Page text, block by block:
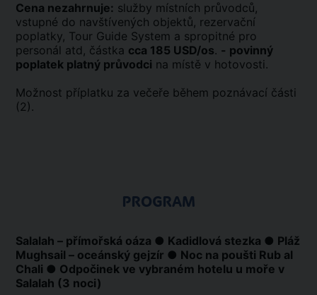
Cena nezahrnuje: služby místních průvodců,
vstupné do navštívených objektů, rezervační
poplatky, Tour Guide System a spropitné pro
personál atd, částka cca 185 USD/os. - povinný
poplatek platný průvodci na místě v hotovosti.
Možnost příplatku za večeře během poznávací části
(2).
PROGRAM
Salalah – přímořská oáza ● Kadidlová stezka ● Pláž
Mughsail – oceánský gejzír ● Noc na poušti Rub al
Chali ● Odpočinek ve vybraném hotelu u moře v
Salalah (3 noci)